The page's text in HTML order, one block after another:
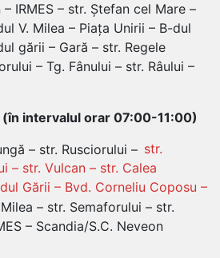
IRMES – str. Ștefan cel Mare –
V. Milea – Piața Unirii – B-dul
gării – Gară – str. Regele
– Tg. Fânului – str. Râului –
intervalul orar 07:00-11:00)
– str. Rusciorului – str.
– str. Vulcan – str. Calea
Gării – Bvd. Corneliu Coposu –
– str. Semaforului – str.
– Scandia/S.C. Neveon